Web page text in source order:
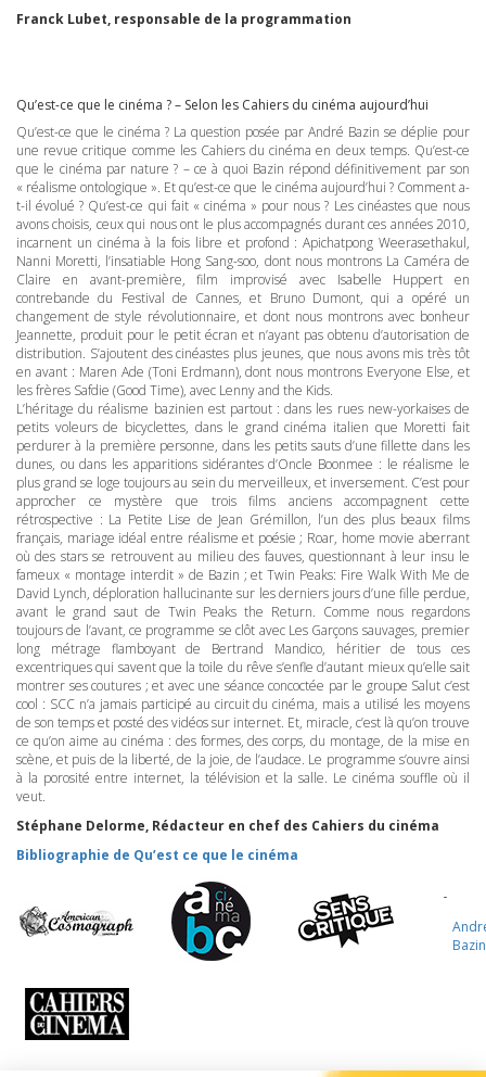
Franck Lubet, responsable de la programmation
Qu’est-ce que le cinéma ? – Selon les Cahiers du cinéma aujourd’hui
Qu’est-ce que le cinéma ? La question posée par André Bazin se déplie pour
une revue critique comme les Cahiers du cinéma en deux temps. Qu’est-ce
que le cinéma par nature ? – ce à quoi Bazin répond définitivement par son
« réalisme ontologique ». Et qu’est-ce que le cinéma aujourd’hui ? Comment a-
t-il évolué ? Qu’est-ce qui fait « cinéma » pour nous ? Les cinéastes que nous
avons choisis, ceux qui nous ont le plus accompagnés durant ces années 2010,
incarnent un cinéma à la fois libre et profond : Apichatpong Weerasethakul,
Nanni Moretti, l’insatiable Hong Sang-soo, dont nous montrons La Caméra de
Claire en avant-première, film improvisé avec Isabelle Huppert en
contrebande du Festival de Cannes, et Bruno Dumont, qui a opéré un
changement de style révolutionnaire, et dont nous montrons avec bonheur
Jeannette, produit pour le petit écran et n’ayant pas obtenu d’autorisation de
distribution. S’ajoutent des cinéastes plus jeunes, que nous avons mis très tôt
en avant : Maren Ade (Toni Erdmann), dont nous montrons Everyone Else, et
les frères Safdie (Good Time), avec Lenny and the Kids.
L’héritage du réalisme bazinien est partout : dans les rues new-yorkaises de
petits voleurs de bicyclettes, dans le grand cinéma italien que Moretti fait
perdurer à la première personne, dans les petits sauts d’une fillette dans les
dunes, ou dans les apparitions sidérantes d’Oncle Boonmee : le réalisme le
plus grand se loge toujours au sein du merveilleux, et inversement. C’est pour
approcher ce mystère que trois films anciens accompagnent cette
rétrospective : La Petite Lise de Jean Grémillon, l’un des plus beaux films
français, mariage idéal entre réalisme et poésie ; Roar, home movie aberrant
où des stars se retrouvent au milieu des fauves, questionnant à leur insu le
fameux « montage interdit » de Bazin ; et Twin Peaks: Fire Walk With Me de
David Lynch, déploration hallucinante sur les derniers jours d’une fille perdue,
avant le grand saut de Twin Peaks the Return. Comme nous regardons
toujours de l’avant, ce programme se clôt avec Les Garçons sauvages, premier
long métrage flamboyant de Bertrand Mandico, héritier de tous ces
excentriques qui savent que la toile du rêve s’enfle d’autant mieux qu’elle sait
montrer ses coutures ; et avec une séance concoctée par le groupe Salut c’est
cool : SCCn’a jamais participé au circuit du cinéma, mais a utilisé les moyens
de son temps et posté des vidéos sur internet. Et, miracle, c’est là qu’on trouve
ce qu’on aime au cinéma : des formes, des corps, du montage, de la mise en
scène, et puis de la liberté, de la joie, de l’audace. Le programme s’ouvre ainsi
à la porosité entre internet, la télévision et la salle. Le cinéma souffle où il
veut.
Stéphane Delorme, Rédacteur en chef des Cahiers du cinéma
Bibliographie de Qu’est ce que le cinéma
Bazin